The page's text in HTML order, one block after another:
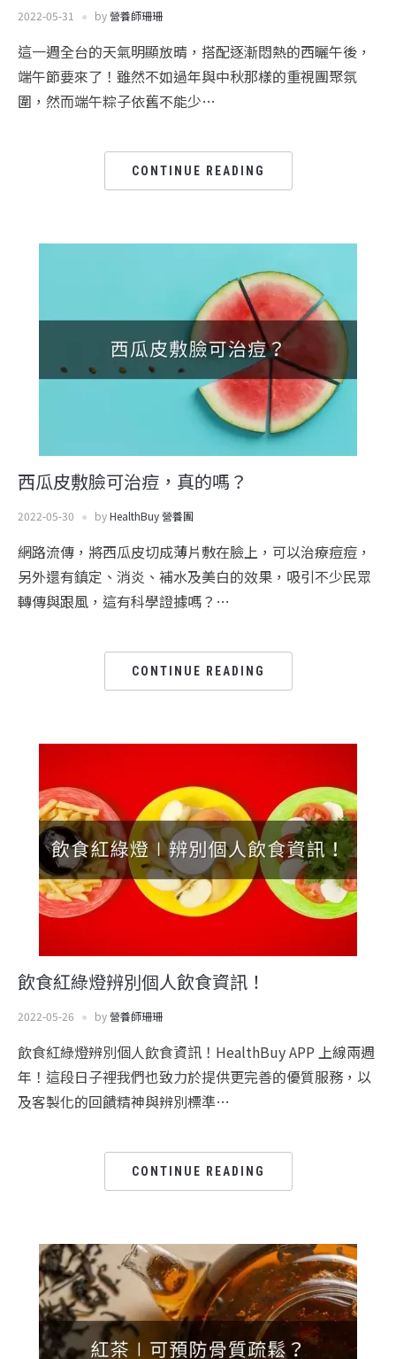
2022-05-31 by營養師珊珊
這一週全台的天氣明顯放晴，搭配逐漸悶熱的西曬午後，
端午節要來了！雖然不如過年與中秋那樣的重視團聚氛
圍，然而端午粽子依舊不能少…
CONTINUE READING
西瓜皮敷臉可治痘，真的嗎？
2022-05-30 byHealthBuy 營養團
網路流傳，將西瓜皮切成薄片敷在臉上，可以治療痘痘，
另外還有鎮定、消炎、補水及美白的效果，吸引不少民眾
轉傳與跟風，這有科學證據嗎？…
CONTINUE READING
飲食紅綠燈辨別個人飲食資訊！
2022-05-26 by營養師珊珊
飲食紅綠燈辨別個人飲食資訊！HealthBuy APP 上線兩週
年！這段日子裡我們也致力於提供更完善的優質服務，以
及客製化的回饋精神與辨別標準…
CONTINUE READING